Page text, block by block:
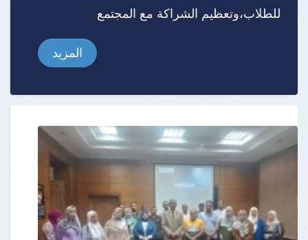
للطلاب،وتعظيم الشراكة مع المجتمع
المزيد